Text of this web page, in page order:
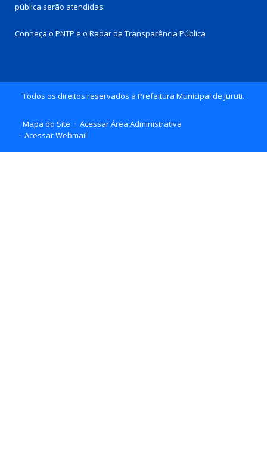
pública serão atendidas.
Conheça o PNTP e o Radar da Transparência Pública
Todos os direitos reservados a Prefeitura Municipal de Juruti.
Mapa do Site
Acessar Área Administrativa
Acessar Webmail